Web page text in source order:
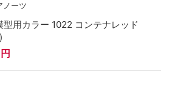
ノーツ
型用カラー 1022 コンテナレッド
円